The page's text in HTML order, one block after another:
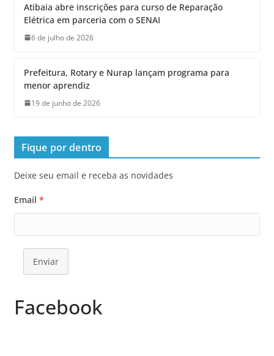
Atibaia abre inscrições para curso de Reparação
Elétrica em parceria com o SENAI
6 de julho de 2026
Prefeitura, Rotary e Nurap lançam programa para
menor aprendiz
19 de junho de 2026
Fique por dentro
Deixe seu email e receba as novidades
Email *
Enviar
Facebook